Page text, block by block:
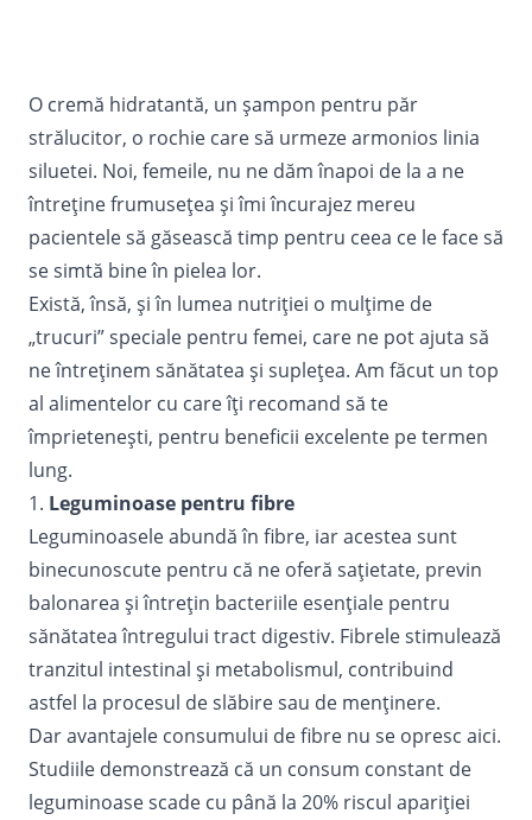
O cremă hidratantă, un șampon pentru păr
strălucitor, o rochie care să urmeze armonios linia
siluetei. Noi, femeile, nu ne dăm înapoi de la a ne
întreține frumusețea și îmi încurajez mereu
pacientele să găsească timp pentru ceea ce le face să
se simtă bine în pielea lor.
Există, însă, și în lumea nutriției o mulțime de
„trucuri” speciale pentru femei, care ne pot ajuta să
ne întreținem sănătatea și suplețea. Am făcut un top
al alimentelor cu care îți recomand să te
împrietenești, pentru beneficii excelente pe termen
lung.
1. Leguminoase pentru fibre
Leguminoasele abundă în fibre, iar acestea sunt
binecunoscute pentru că ne oferă sațietate, previn
balonarea și întrețin bacteriile esenţiale pentru
sănătatea întregului tract digestiv. Fibrele stimulează
tranzitul intestinal şi metabolismul, contribuind
astfel la procesul de slăbire sau de menținere.
Dar avantajele consumului de fibre nu se opresc aici.
Studiile demonstrează că un consum constant de
leguminoase scade cu până la 20% riscul apariţiei